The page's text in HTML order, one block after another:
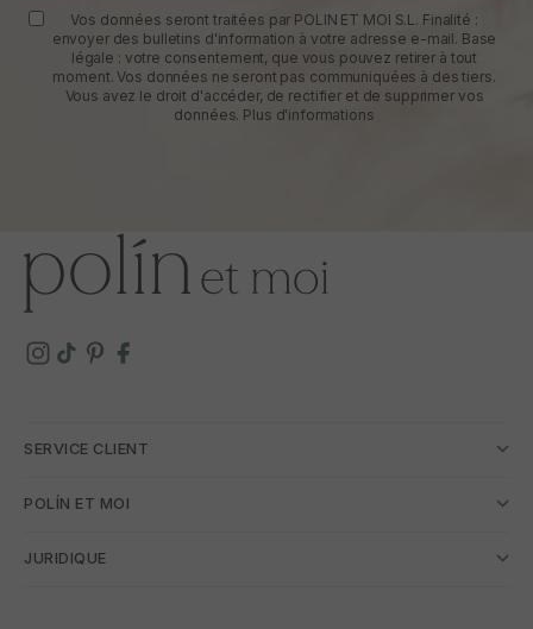
Vos données seront traitées par POLIN ET MOI S.L. Finalité :
envoyer des bulletins d'information à votre adresse e-mail. Base
légale : votre consentement, que vous pouvez retirer à tout
moment. Vos données ne seront pas communiquées à des tiers.
Vous avez le droit d'accéder, de rectifier et de supprimer vos
données. Plus d'informations
SERVICE CLIENT
POLÍN ET MOI
JURIDIQUE